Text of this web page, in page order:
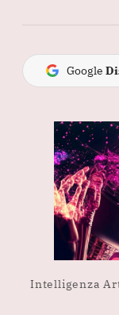
Google
Intelligenza